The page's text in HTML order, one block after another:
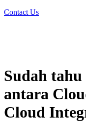
Contact Us
Sudah
antara
Cloud